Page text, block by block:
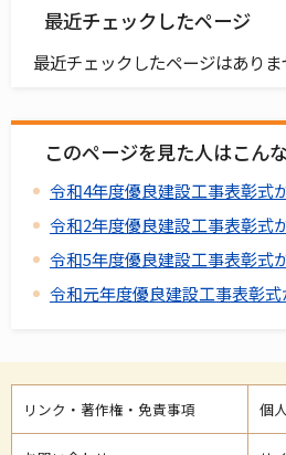
最近チェックしたページ
最近チェックしたページはありま
このページを見た人はこん
令和4年度優良建設工事表彰式
令和2年度優良建設工事表彰式
令和5年度優良建設工事表彰式
令和元年度優良建設工事表彰
リンク・著作権・免責事項 個